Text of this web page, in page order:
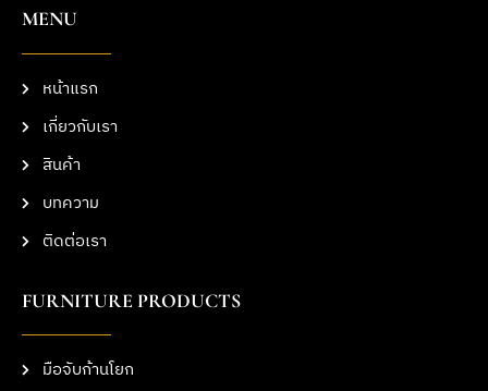
MENU
หน้าแรก
เกี่ยวกับเรา
สินค้า
บทความ
ติดต่อเรา
FURNITURE PRODUCTS
มือจับก้านโยก